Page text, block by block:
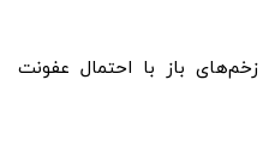
باز با احتمال عفونت